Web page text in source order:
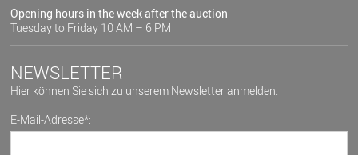
Opening hours in the week after the auction
Tuesday to Friday 10 AM – 6 PM
NEWSLETTER
Hier können Sie sich zu unserem Newsletter anmelden.
E-Mail-Adresse*: